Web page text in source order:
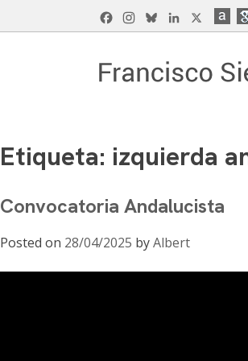
to
FacebookInstagram
BlueskyLinkedIn
Etiqueta: izquierda
Convocatoria Andalucista
Posted on 28/04/2025 byAlbert